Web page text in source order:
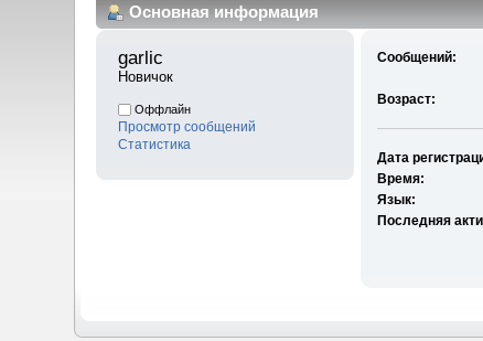
Основная информация
garlic
Новичок
Оффлайн
Просмотр сообщений
Статистика
Сообщений:
Возраст:
Дата
Время:
Язык:
Последняя